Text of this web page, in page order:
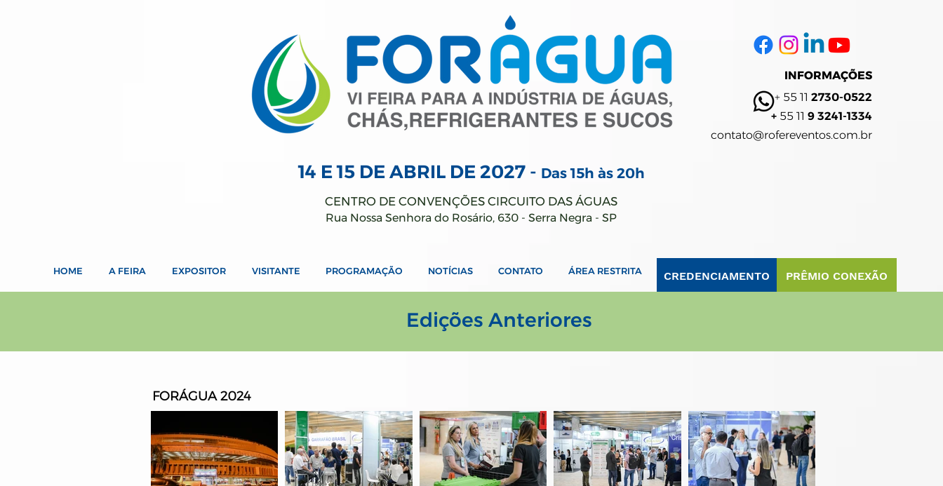
INFORMAÇÕES
+ 55 11 2730-0522
+ 55 11 9 3241-1334
contato@rofereventos.com.br
14 E 15 DE ABRIL DE 2027 - Das 15h às 20h
CENTRO DE CONVENÇÕES CIRCUITO DAS ÁGUAS
Rua Nossa Senhora do Rosário, 630 - Serra Negra - SP
HOME A FEIRA EXPOSITOR VISITANTE PROGRAMAÇÃO NOTÍCIAS CONTATO ÁREA RESTRITA CREDENCIAMENTO PRÊMIO CONEXÃO
Edições Anteriores
FORÁGUA 2024